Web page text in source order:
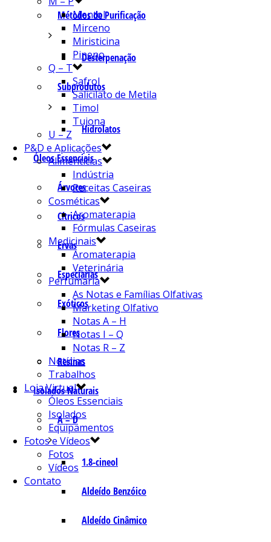
Métodos de Purificação
Desterpenação
Subprodutos
Hidrolatos
Óleos Essenciais
Árvores
Cítricos
Ervas
Especiarias
Exóticos
Flores
Resinas
Isolados Naturais
A – D
1.8-cineol
Aldeído Benzóico
Aldeído Cinâmico
Mentol
Mirceno
Miristicina
Pineno
Q – T
Safrol
Salicilato de Metila
Timol
Tujona
U – Z
P&D e Aplicações
Alimentícias
Indústria
Receitas Caseiras
Cosméticas
Aromaterapia
Fórmulas Caseiras
Medicinais
Aromaterapia
Veterinária
Perfumaria
As Notas e Famílias Olfativas
Marketing Olfativo
Notas A – H
Notas I – Q
Notas R – Z
Notícias
Trabalhos
Loja Virtual
Óleos Essenciais
Isolados
Equipamentos
Fotos e Vídeos
Fotos
Vídeos
Contato